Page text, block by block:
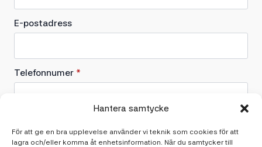
Hantera samtycke
För att ge en bra upplevelse använder vi teknik som cookies för att
lagra och/eller komma åt enhetsinformation. När du samtycker till
E-postadress
Telefonnumer *